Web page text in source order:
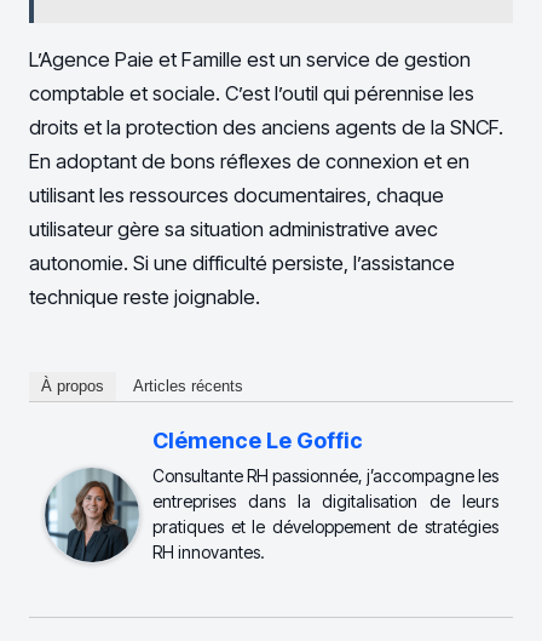
L’Agence Paie et Famille est un service de gestion
comptable et sociale. C’est l’outil qui pérennise les
droits et la protection des anciens agents de la SNCF.
En adoptant de bons réflexes de connexion et en
utilisant les ressources documentaires, chaque
utilisateur gère sa situation administrative avec
autonomie. Si une difficulté persiste, l’assistance
technique reste joignable.
À propos Articles récents
Clémence Le Goffic
Consultante RH passionnée, j’accompagne les
entreprises dans la digitalisation de leurs
pratiques et le développement de stratégies
RH innovantes.